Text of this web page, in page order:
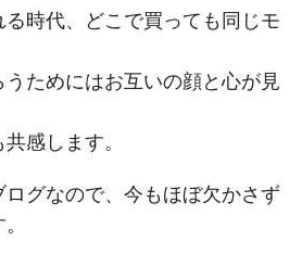
時代、どこで買っても同じモ
ためにはお互いの顔と心が見
感します。
グなので、今もほぼ欠かさず